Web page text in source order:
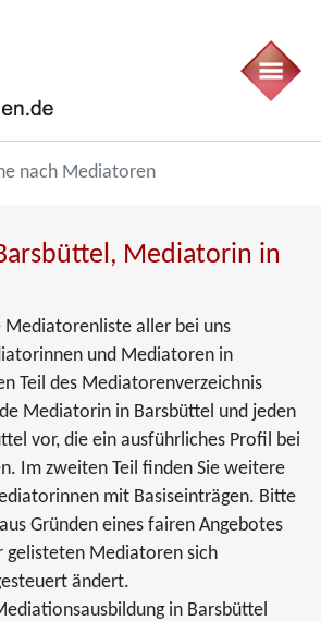
nach Mediatoren
Mediatorin in
Mediatorenliste aller bei uns
und Mediatoren in
Teil des Mediatorenverzeichnis
Mediatorin in Barsbüttel und jeden
vor, die ein ausführliches Profil bei
Im zweiten Teil finden Sie weitere
mit Basiseinträgen. Bitte
Gründen eines fairen Angebotes
gelisteten Mediatoren sich
ändert.
in Barsbüttel